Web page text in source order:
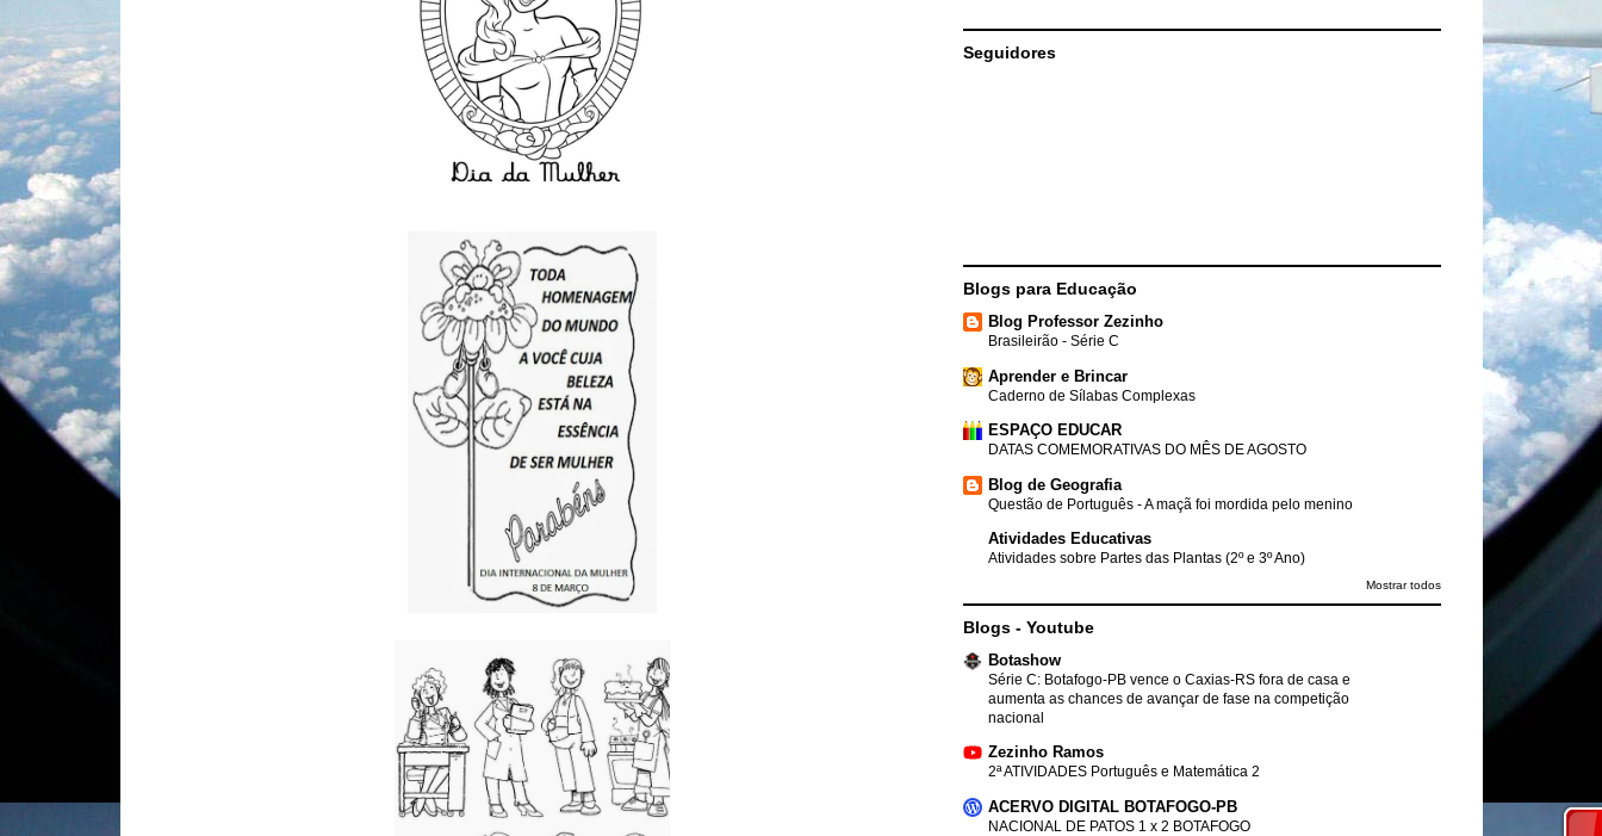
Seguidores
Blogs para Educação
Blog Professor Zezinho
Brasileirão - Série C
Aprender e Brincar
Caderno de Sílabas Complexas
ESPAÇO EDUCAR
DATAS COMEMORATIVAS DO MÊS DE AGOSTO
Blog de Geografia
Questão de Português - A maçã foi mordida pelo menino
Atividades Educativas
Atividades sobre Partes das Plantas (2º e 3º Ano)
Mostrar todos
Blogs - Youtube
Botashow
Série C: Botafogo-PB vence o Caxias-RS fora de casa e
aumenta as chances de avançar de fase na competição
nacional
Zezinho Ramos
2ª ATIVIDADES Português e Matemática 2
ACERVO DIGITAL BOTAFOGO-PB
NACIONAL DE PATOS 1 x 2 BOTAFOGO